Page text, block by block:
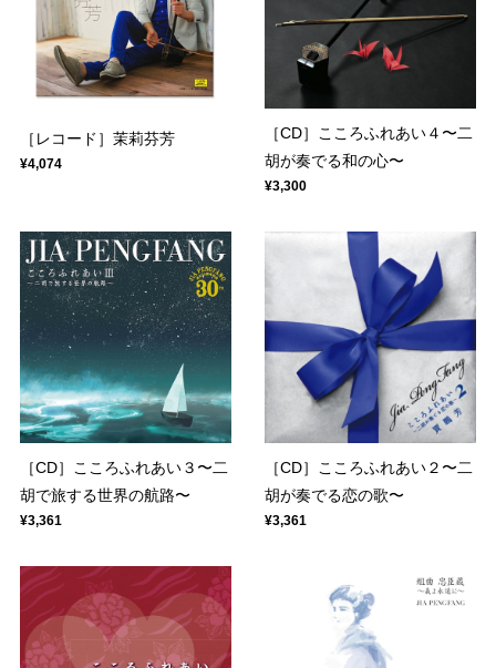
［レコード］茉莉芬芳
¥4,074
［CD］こころふれあい４〜二
胡が奏でる和の心〜
¥3,300
［CD］こころふれあい３〜二
胡で旅する世界の航路〜
¥3,361
［CD］こころふれあい２〜二
胡が奏でる恋の歌〜
¥3,361